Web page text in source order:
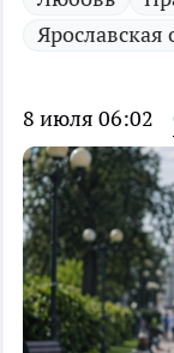
Ярославская
8 июля 06:02